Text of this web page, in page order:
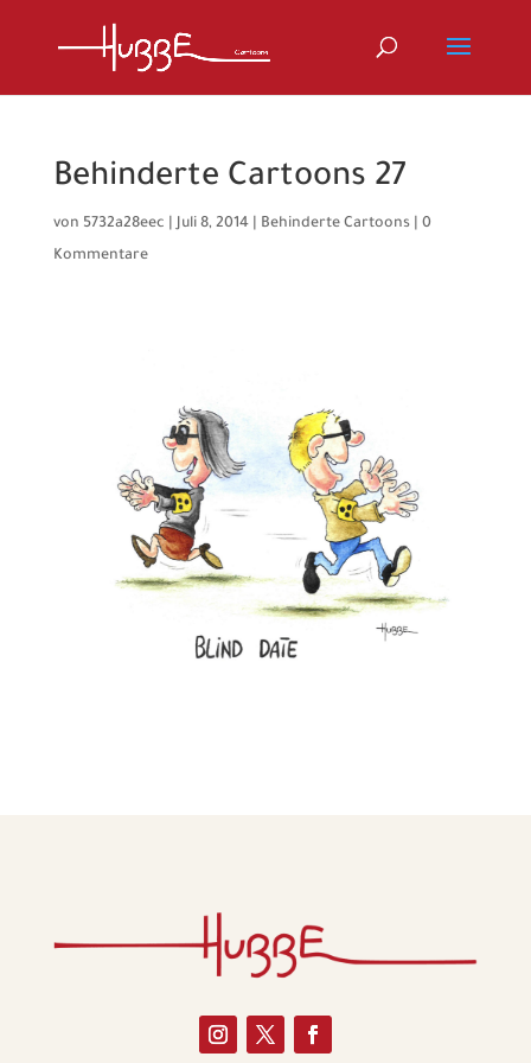
Behinderte Cartoons 27
von 5732a28eec |Juli 8, 2014| Behinderte Cartoons| 0
Kommentare